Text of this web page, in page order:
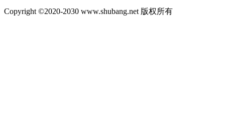
Copyright ©2020-2030 www.shubang.net 版权所有